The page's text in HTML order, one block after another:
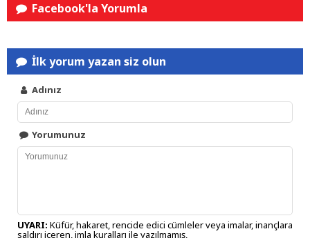
Facebook'la Yorumla
İlk yorum yazan siz olun
Adınız
Yorumunuz
UYARI: Küfür, hakaret, rencide edici cümleler veya imalar, inançlara
saldırı içeren, imla kuralları ile yazılmamış,